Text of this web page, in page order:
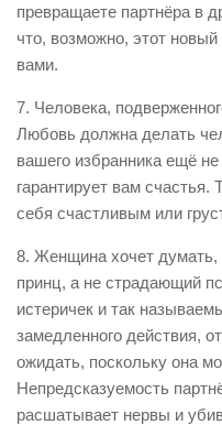
превращаете партнёра в
что, возможно, этот новый
вами.
7. Человека,
Любовь должна делать
вашего избранника ещё не
гарантирует вам
себя счастливым или
8. Женщина хочет
принц, а не страдающий
истеричек и так
замедленного действия,
ожидать, поскольку она
Непредсказуемость
расшатывает нервы и